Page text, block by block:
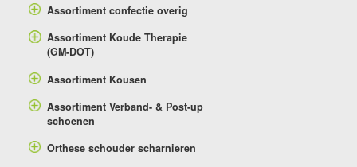
Assortiment confectie overig
Assortiment Koude Therapie
(GM-DOT)
Assortiment Kousen
Assortiment Verband- & Post-up
schoenen
Orthese schouder scharnieren